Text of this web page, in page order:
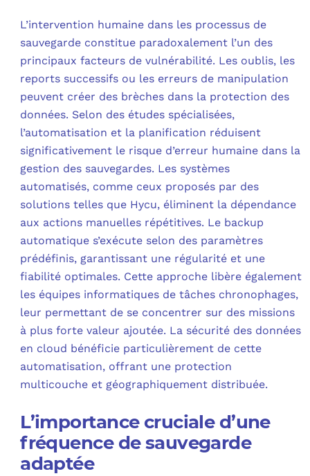
L’intervention humaine dans les processus de
sauvegarde constitue paradoxalement l’un des
principaux facteurs de vulnérabilité. Les oublis, les
reports successifs ou les erreurs de manipulation
peuvent créer des brèches dans la protection des
données. Selon des études spécialisées,
l’automatisation et la planification réduisent
significativement le risque d’erreur humaine dans la
gestion des sauvegardes. Les systèmes
automatisés, comme ceux proposés par des
solutions telles que Hycu, éliminent la dépendance
aux actions manuelles répétitives. Le backup
automatique s’exécute selon des paramètres
prédéfinis, garantissant une régularité et une
fiabilité optimales. Cette approche libère également
les équipes informatiques de tâches chronophages,
leur permettant de se concentrer sur des missions
à plus forte valeur ajoutée. La sécurité des données
en cloud bénéficie particulièrement de cette
automatisation, offrant une protection
multicouche et géographiquement distribuée.
L’importance cruciale d’une
fréquence de sauvegarde
adaptée